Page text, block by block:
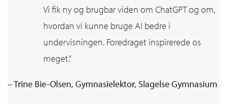
Vi fik ny og brugbar viden om ChatGPT og om,
hvordan vi kunne bruge AI bedre i
undervisningen. Foredraget inspirerede os
meget.”
– Trine Bie-Olsen, Gymnasielektor, Slagelse Gymnasium